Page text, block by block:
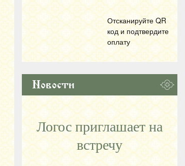
Отсканируйте QR
код и подтвердите
оплату
Новости
Логос приглашает на
встречу